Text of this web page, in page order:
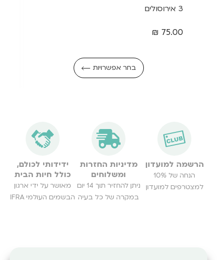
3 אירוסולים
75.00
₪
בחר אפשרויות
הרשמה למועדון
הנחה של 10%
למצטרפים למועדון
מדיניות החזרות
ומשלוחים
ניתן להחזיר תוך 14 יום
במקרה של כל בעיה
ידידותי לכולם,
כולל חיות הבית
מאושר על ידי ארגון
הבשמים העולמי IFRA